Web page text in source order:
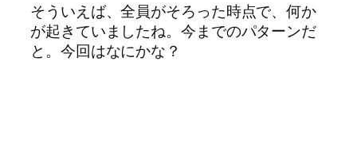
そういえば、全員がそろった時点で、何か
が起きていましたね。今までのパターンだ
と。今回はなにかな？